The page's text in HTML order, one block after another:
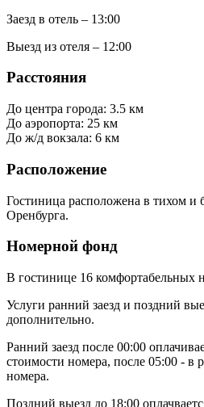
Заезд в отель – 13:00
Выезд из отеля – 12:00
Расстояния
До центра города: 3.5 км
До аэропорта: 25 км
До ж/д вокзала: 6 км
Расположение
Гостиница расположена в тихом и
Оренбурга.
Номерной фонд
В гостинице 16 комфортабельных
Услуги ранний заезд и поздний
дополнительно.
Ранний заезд после 00:00
стоимости номера, после 05:00 - в
номера.
Поздний выезд до 18:00